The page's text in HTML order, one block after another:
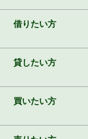
借りたい方
貸したい方
買いたい方